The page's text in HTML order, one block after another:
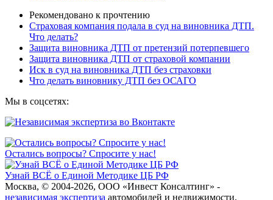
Рекомендовано к прочтению
Страховая компания подала в суд на виновника ДТП.
Что делать?
Защита виновника ДТП от претензий потерпевшего
Защита виновника ДТП от страховой компании
Иск в суд на виновника ДТП без страховки
Что делать виновнику ДТП без ОСАГО
Мы в соцсетях:
Остались вопросы? Спросите у нас!
Узнай ВСЁ о Единой Методике ЦБ РФ
Москва, © 2004-2026, ООО «Инвест Консалтинг» -
независимая экспертиза автомобилей и недвижимости.